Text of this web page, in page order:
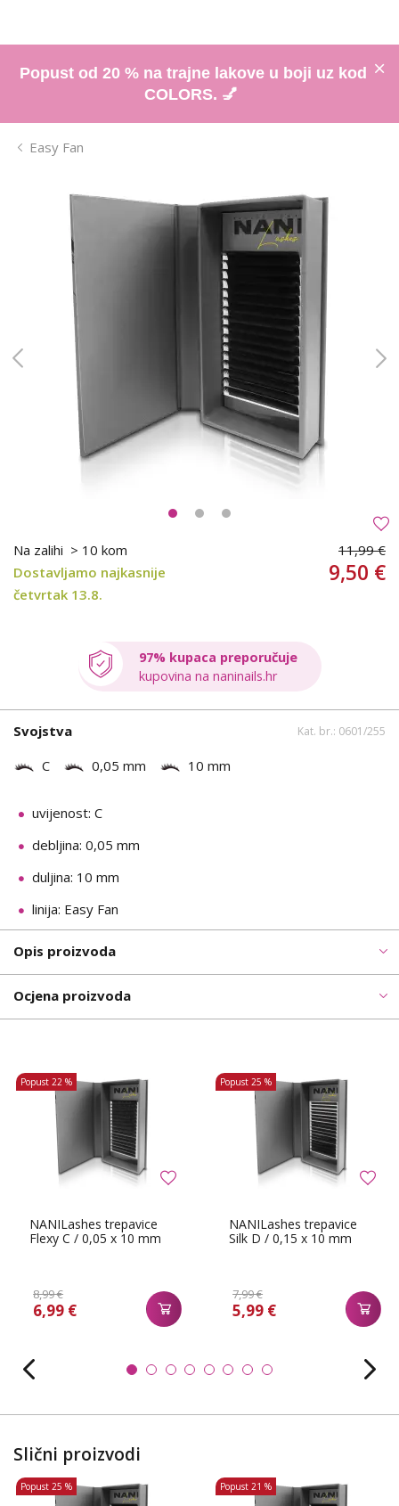
Popust od 20 % na trajne lakove u boji uz kod
COLORS. 💅
Easy Fan
Na zalihi > 10 kom
Dostavljamo najkasnije
četvrtak 13.8.
11,99 €
9,50 €
97% kupaca preporučuje
kupovina na naninails.hr
Svojstva Kat. br.: 0601/255
C 0,05 mm 10 mm
uvijenost: C
debljina: 0,05 mm
duljina: 10 mm
linija: Easy Fan
Opis proizvoda
Ocjena proizvoda
NANILashes trepavice
Flexy C / 0,05 x 10 mm
8,99 €
6,99 €
Popust 22 %
NANILashes trepavice
Silk D / 0,15 x 10 mm
7,99 €
5,99 €
Popust 25 %
Slični proizvodi
Popust 25 % Popust 21 %